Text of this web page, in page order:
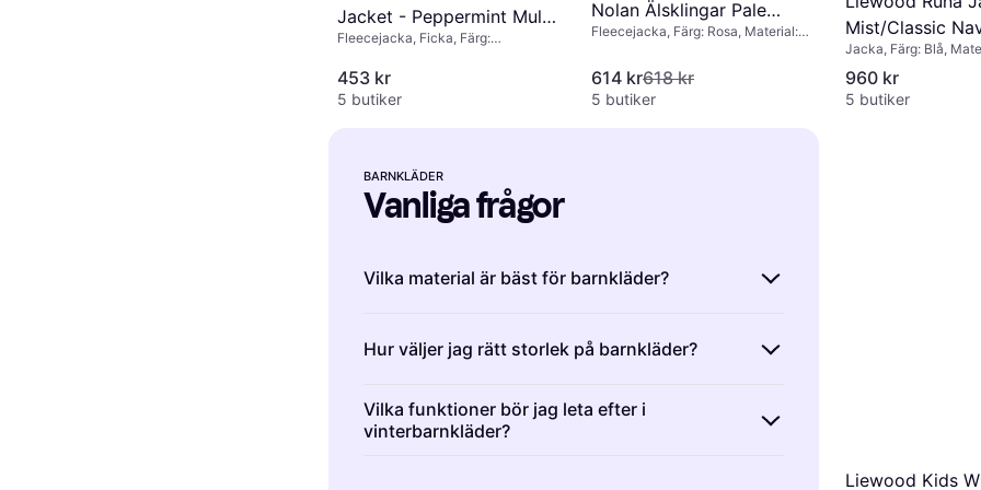
Jacket - Peppermint Multi
Mix (LW19877-2396)
Fleecejacka, Ficka, Färg:
453 kr
5 butiker
Nolan Älsklingar Pale
Toscana - Tuscany
Fleecejacka, Färg: Rosa, Material:
614 kr618 kr
5 butiker
Mist/Classic
Jacka, Färg: Blå,
960 kr
5 butiker
Liewood Kids
BARNKLÄDER
Vanliga frågor
Vilka material är bäst för barnkläder?
syntetiska material. Bomull är mjukt och andas
bra, vilket gör det idealiskt för känslig hud. Ull
håller värmen bra under kallare månader, medan
syntetiska material ofta är mer slitstarka och
torkar snabbt. Välj material efter säsong och
Hur väljer jag rätt storlek på barnkläder?
Barnkläder är märkta med storlekar baserade på
ålder eller längd i centimeter. För att hitta rätt
storlek, mät barnets längd och jämför med
Vilka funktioner bör jag leta efter i
vinterbarnkläder?